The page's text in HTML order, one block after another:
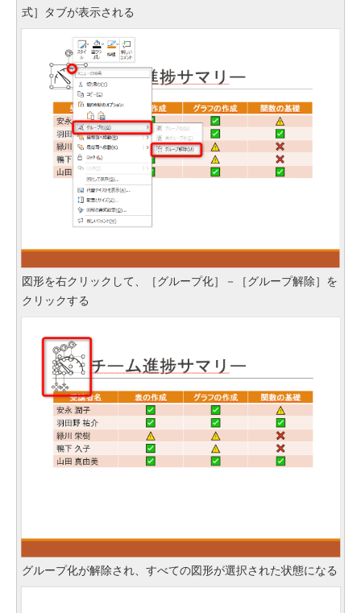
式］タブが表示される
図形を右クリックして、［グループ化］－［グループ解除］を
クリックする
グループ化が解除され、すべての図形が選択された状態になる